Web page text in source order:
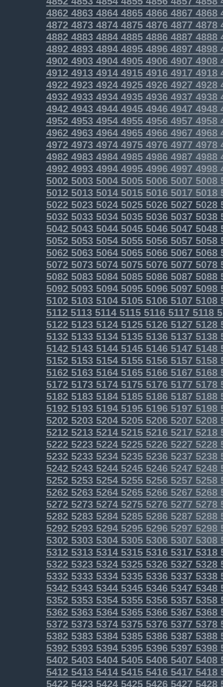
486248634864486548664867 4868
487248734874487548764877 4878
488248834884488548864887 4888
489248934894489548964897 4898
490249034904490549064907 4908
491249134914491549164917 4918
492249234924492549264927 4928
493249334934493549364937 4938
494249434944494549464947 4948
495249534954495549564957 4958
496249634964496549664967 4968
497249734974497549764977 4978
498249834984498549864987 4988
499249934994499549964997 4998
500250035004500550065007 5008
501250135014501550165017 5018
5022502350245025502650275028
5032503350345035503650375038
5042504350445045504650475048
5052505350545055505650575058
5062506350645065506650675068
5072507350745075507650775078
5082508350845085508650875088
5092509350945095509650975098
5102510351045105510651075108
5112511351145115511651175118
5122512351245125512651275128
5132513351345135513651375138
5142514351445145514651475148
5152515351545155515651575158
5162516351645165516651675168
517251735174517551765177 5178
518251835184518551865187 5188
519251935194519551965197 5198
520252035204520552065207 5208
521252135214521552165217 5218
522252235224522552265227 5228
523252335234523552365237 5238
524252435244524552465247 5248
525252535254525552565257 5258
526252635264526552665267 5268
527252735274527552765277 5278
528252835284528552865287 5288
529252935294529552965297 5298
530253035304530553065307 5308
5312531353145315531653175318
5322532353245325532653275328
5332533353345335533653375338
5342534353445345534653475348
5352535353545355535653575358
5362536353645365536653675368
5372537353745375537653775378
5382538353845385538653875388
5392539353945395539653975398
5402540354045405540654075408
5412541354145415541654175418
5422542354245425542654275428